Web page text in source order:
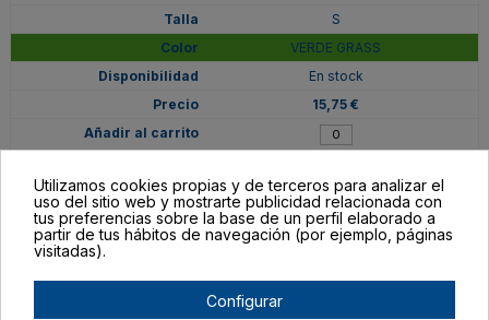
S
VERDE GRASS
En stock
15,75 €
Utilizamos cookies propias y de terceros para analizar el
uso del sitio web y mostrarte publicidad relacionada con
tus preferencias sobre la base de un perfil elaborado a
partir de tus hábitos de navegación (por ejemplo, páginas
visitadas).
Configurar